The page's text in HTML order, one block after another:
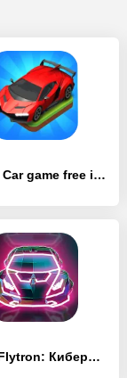
Merge Car game free idle tycoon
Neon Flytron: Киберпанк Симулятор Летающей Машины